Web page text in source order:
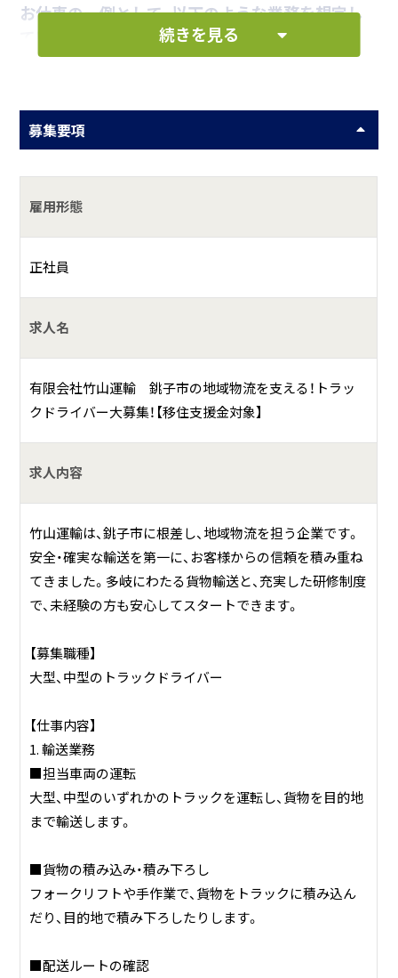
お仕事の一例として、以下のような業務を想定し
車両管理
有限会社竹山運輸は、千葉県銚子市に拠点を置く一般貨物自
動車運送事業を営む会社です。具体的には、以下のような事
業を行っています。
■地域物流の担い手
銚子市を中心とした地域において、様々な貨物の輸送を行っ
ています。
■多岐にわたる貨物輸送
青果物・水産物の貨物輸送をしています。
お客様の様々なニーズに対応できる体制を整えています。
■広範囲な輸送ネットワーク
地場輸送だけでなく、関東圏内や東北・長野方面への中距離
広範囲な輸送ネットワークを活用し、効率的な輸送サービス
を提供しています。
竹山運輸株式会社は、安全・確実な輸送を第一に考え、地域社
会の発展に貢献することを目指しています。長年の経験と実
績に基づき、お客様からの信頼を築き上げてきました。
続きを見る
募集要項
雇用形態
正社員
求人名
有限会社竹山運輸 銚子市の地域物流を支える！トラッ
クドライバー大募集！【移住支援金対象】
求人内容
竹山運輸は、銚子市に根差し、地域物流を担う企業です。
安全・確実な輸送を第一に、お客様からの信頼を積み重ね
てきました。多岐にわたる貨物輸送と、充実した研修制度
で、未経験の方も安心してスタートできます。
【募集職種】
大型、中型のトラックドライバー
【仕事内容】
1. 輸送業務
■担当車両の運転
大型、中型のいずれかのトラックを運転し、貨物を目的地
まで輸送します。
■貨物の積み込み・積み下ろし
フォークリフトや手作業で、貨物をトラックに積み込ん
だり、目的地で積み下ろしたりします。
■配送ルートの確認